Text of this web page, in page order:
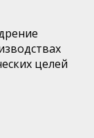
ах
целей